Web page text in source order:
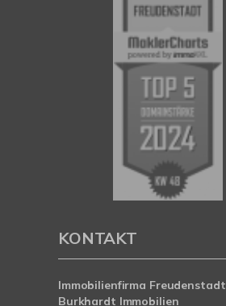
KONTAKT
Immobilienfirma Freudenstadt
Burkhardt Immobilien